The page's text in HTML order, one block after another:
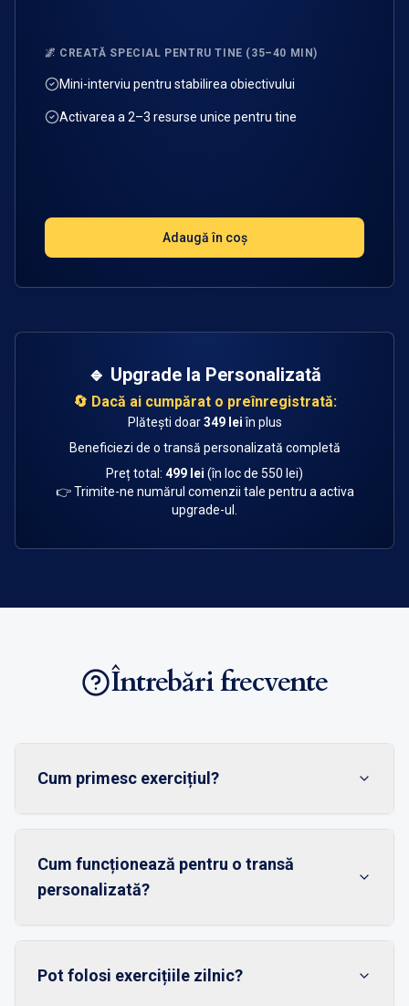
🌌 CREATĂ SPECIAL PENTRU TINE (35–40 MIN)
Mini-interviu pentru stabilirea obiectivului
Activarea a 2–3 resurse unice pentru tine
Adaugă în coș
🔹 Upgrade la Personalizată
🔄 Dacă ai cumpărat o preînregistrată:
Plătești doar349 leiîn plus
Beneficiezi de o transă personalizată completă
Preț total: 499 lei (în loc de 550 lei)
👉 Trimite-ne numărul comenzii tale pentru a activa
upgrade-ul.
Întrebări frecvente
Cum primesc exercițiul?
Cum funcționează pentru o transă
personalizată?
Pot folosi exercițiile zilnic?